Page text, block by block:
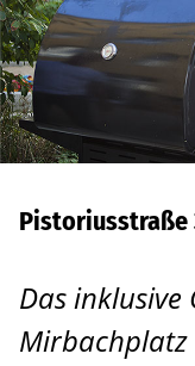
Pankow
Arbeiten und lernen
Lichtenberg
Friedrichshain
Pankow
Bildungsinstitut
Pistoriusstraße
Das inklusive
Mirbachplatz